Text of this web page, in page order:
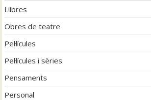
Llibres
Obres de teatre
Pel·lícules
Pel·lícules i sèries
Pensaments
Personal